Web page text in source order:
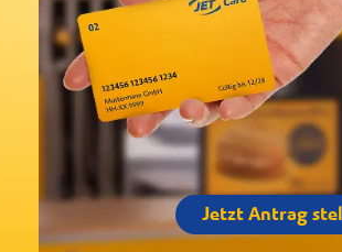
Jetzt Antrag